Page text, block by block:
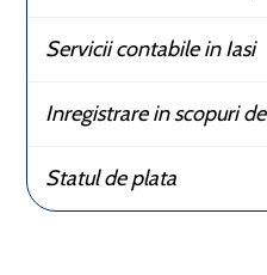
Servicii contabile in Iasi
Inregistrare in scopuri
Statul de plata